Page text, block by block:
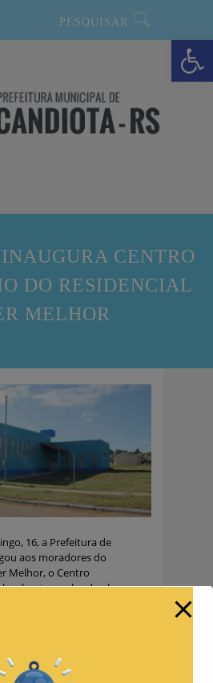
Barra de Ferramentas Aberta
CENTRO
DO RESIDENCIAL
MELHOR
16, a Prefeitura de
aos moradores do
Melhor, o Centro
cujo o valor da obra
de 123,25m².